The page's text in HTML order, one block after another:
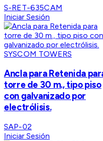
S-RET-635CAM
Iniciar Sesión
SYSCOM TOWERS
Ancla para Retenida
torre de 30 m., tipo piso
con galvanizado por
electrólisis.
SAP-02
Iniciar Sesión